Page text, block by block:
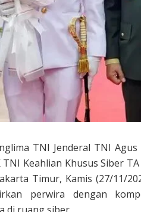
TNI Jenderal TNI
TNI Keahlian Khusus Siber
Timur, Kamis (27/11/
perwira dengan